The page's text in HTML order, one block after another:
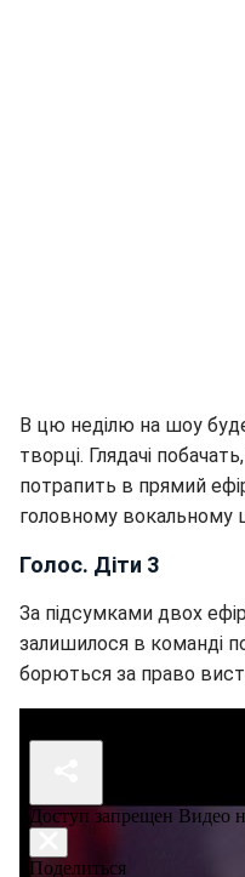
В цю неділю на шоу
творці. Глядачі
потрапить в прямий
головному вокальному
Голос. Діти 3
За підсумками двох
залишилося в команді
борються за право